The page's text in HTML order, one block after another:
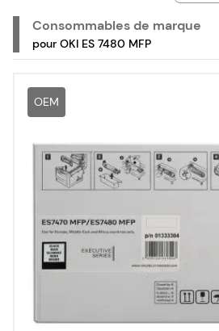
Consommables de marque
pour OKI ES 7480 MFP
OEM